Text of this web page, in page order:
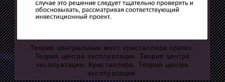
Теория центральных мест кристаллера кратко.
Теория центра эксплуатации. Теория центра
эксплуатации. Кристаллера. Теория центра
эксплуатации.